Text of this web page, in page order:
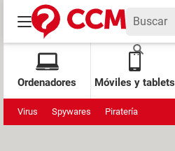
Ordenadores Móviles y tablets
Virus Spywares Piratería